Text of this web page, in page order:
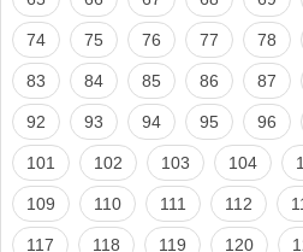
74 75 76 77 78
83 84 85 86 87
92 93 94 95 96
101 102 103 104
109 110 111 112
117 118 119 120